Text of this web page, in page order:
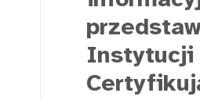
Instytucji